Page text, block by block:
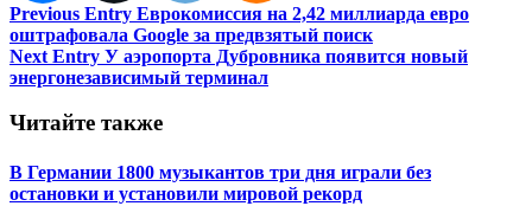
Навигация
по
записям
Previous Entry Еврокомиссия на 2,42 миллиарда евро
оштрафовала Google за предвзятый поиск
Next Entry У аэропорта Дубровника появится новый
энергонезависимый терминал
Читайте также
В Германии 1800 музыкантов три дня играли без
остановки и установили мировой рекорд